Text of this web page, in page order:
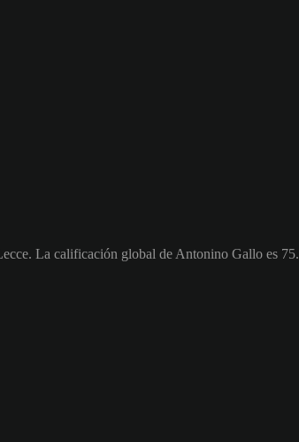
La calificación global de Antonino Gallo es 75.